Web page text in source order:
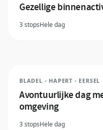
Gezellige
3 stopsHele dag
BLADEL - HAPERT - EERSEL
Avontuurlijke dag
omgeving
3 stopsHele dag